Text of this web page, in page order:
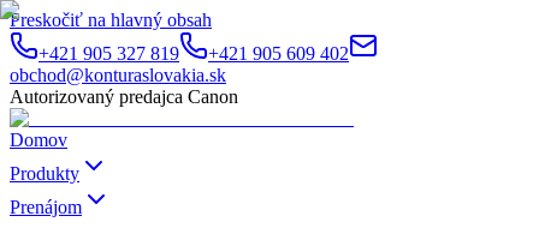
Preskočiť na hlavný obsah
+421 905 327 819
+421 905 609 402
obchod@konturaslovakia.sk
Autorizovaný predajca Canon
Domov
Produkty
Prenájom